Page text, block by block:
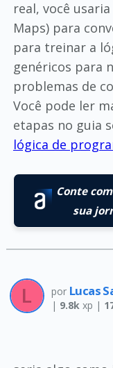
real, você
Maps) para
para treinar a
genéricos para
problemas de
Você pode ler
etapas no guia
lógica de
Conte
sua
por Lucas
| 9.8kxp |